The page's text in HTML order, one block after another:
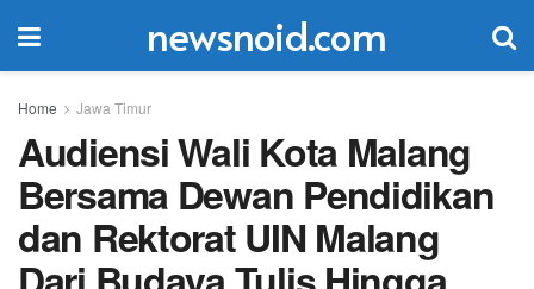
newsnoid.com
Home Jawa Timur
Audiensi Wali Kota Malang
Bersama Dewan Pendidikan
dan Rektorat UIN Malang